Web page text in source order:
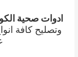
ادوات صحية
وتصليح كافة